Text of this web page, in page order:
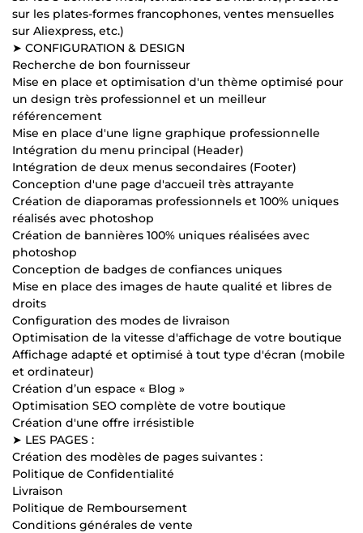
sur les plates-formes francophones, ventes mensuelles
sur Aliexpress, etc.)
➤ CONFIGURATION & DESIGN
Recherche de bon fournisseur
Mise en place et optimisation d'un thème optimisé pour
un design très professionnel et un meilleur
référencement
Mise en place d'une ligne graphique professionnelle
Intégration du menu principal (Header)
Intégration de deux menus secondaires (Footer)
Conception d'une page d'accueil très attrayante
Création de diaporamas professionnels et 100% uniques
réalisés avec photoshop
Création de bannières 100% uniques réalisées avec
photoshop
Conception de badges de confiances uniques
Mise en place des images de haute qualité et libres de
droits
Configuration des modes de livraison
Optimisation de la vitesse d'affichage de votre boutique
Affichage adapté et optimisé à tout type d'écran (mobile
et ordinateur)
Création d’un espace « Blog »
Optimisation SEO complète de votre boutique
Création d'une offre irrésistible
➤ LES PAGES :
Création des modèles de pages suivantes :
Politique de Confidentialité
Livraison
Politique de Remboursement
Conditions générales de vente